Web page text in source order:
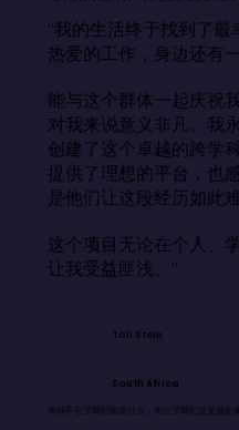
“我的生活终于找到了
热爱的工作，身边还有
能与这个群体一起庆祝
对我来说意义非凡。我
创建了这个卓越的跨学
提供了理想的平台，也
是他们让这段经历如此难
这个项目无论在个人、
让我受益匪浅。”
Tali Stein
South Africa
幸福不在于我们知道什么，而在于我们反复做的事